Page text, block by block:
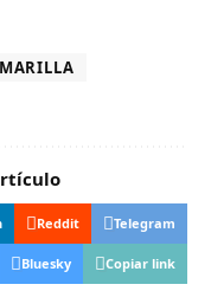
Reddit Telegram
Bluesky Copiar link